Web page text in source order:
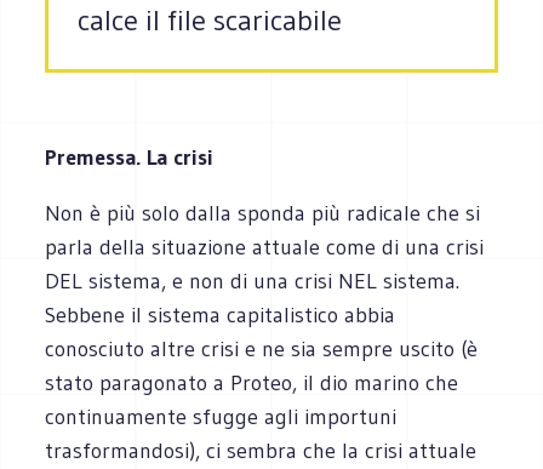
calce il file scaricabile
Premessa. La crisi
Non è più solo dalla sponda più radicale che si
parla della situazione attuale come di una crisi
DEL sistema, e non di una crisi NEL sistema.
Sebbene il sistema capitalistico abbia
conosciuto altre crisi e ne sia sempre uscito (è
stato paragonato a Proteo, il dio marino che
continuamente sfugge agli importuni
trasformandosi), ci sembra che la crisi attuale